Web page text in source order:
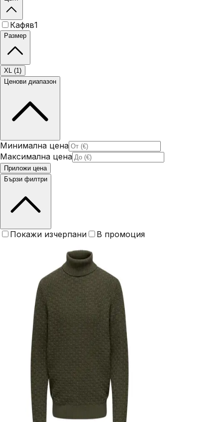
Кафяв1
Размер
XL (1)
Ценови диапазон
Минимална цена
Максимална цена
Приложи цена
Бързи филтри
Покажи изчерпани В промоция